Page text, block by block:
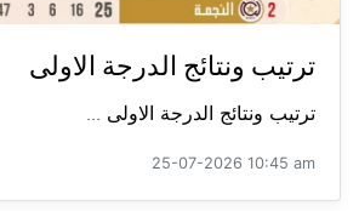
ترتيب ونتائج الدرجة الاولى
ترتيب ونتائج الدرجة الاولى ...
25-07-2026 10:45 am